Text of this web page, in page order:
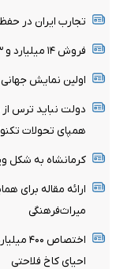
تجارب ایران در
فروش ۱۴ میلیارد و ۷۷۳ میلیون تومان صنایع‌دستی ایلام در ایام اربعین
اولین نمایش
دولت نباید ترس از
همپای تحولات
کرمانشاه به شکل
ارائه مقاله
میراث‌فرهنگی
احیای کاخ فلاحتی